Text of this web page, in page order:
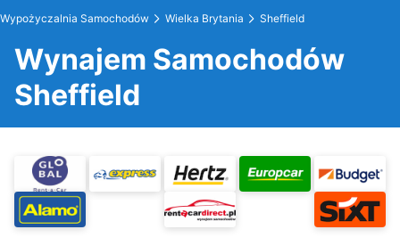
Wypożyczalnia Samochodów Wielka Brytania Sheffield
Wynajem Samochodów
Sheffield